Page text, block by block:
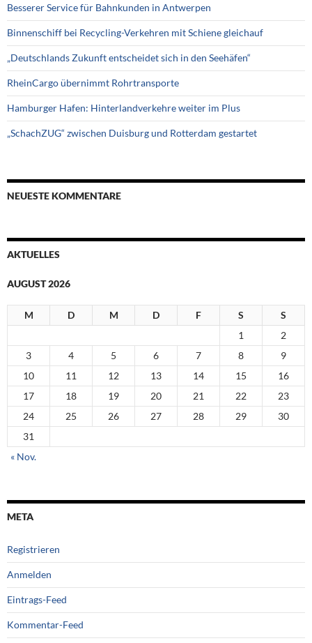
Besserer Service für Bahnkunden in Antwerpen
Binnenschiff bei Recycling-Verkehren mit Schiene gleichauf
„Deutschlands Zukunft entscheidet sich in den Seehäfen“
RheinCargo übernimmt Rohrtransporte
Hamburger Hafen: Hinterlandverkehre weiter im Plus
„SchachZUG“ zwischen Duisburg und Rotterdam gestartet
NEUESTE KOMMENTARE
AKTUELLES
AUGUST 2026
M D M D F S
S
1
2
3
4 5 6 7 8
9
10
11 12 13 14 15
16
17
18 19 20 21 22
23
24
25 26 27 28 29
30
31
« Nov.
META
Registrieren
Anmelden
Eintrags-Feed
Kommentar-Feed